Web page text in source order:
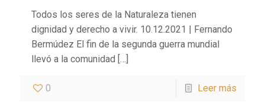
Todos los seres de la Naturaleza tienen
dignidad y derecho a vivir. 10.12.2021 | Fernando
Bermúdez El fin de la segunda guerra mundial
llevó a la comunidad […]
0 Leer más